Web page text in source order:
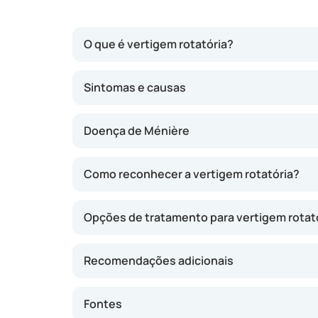
O que é vertigem rotatória?
mover-se, mesmo que tal não esteja a
cabeça, como baixar-se ou virar-se na cama.
Sintomas e causas
Doença de Ménière
Como reconhecer a vertigem rotatória?
Opções de tratamento para vertigem
Recomendações adicionais
Fontes